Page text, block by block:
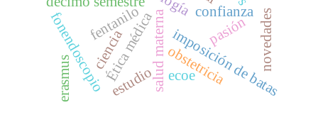
confianza
salud materna
fonendoscopio imposición de batas
Ética médica
fentanilo
obstetricia
estudio
pasión novedades
ciencia
ecoe
erasmus